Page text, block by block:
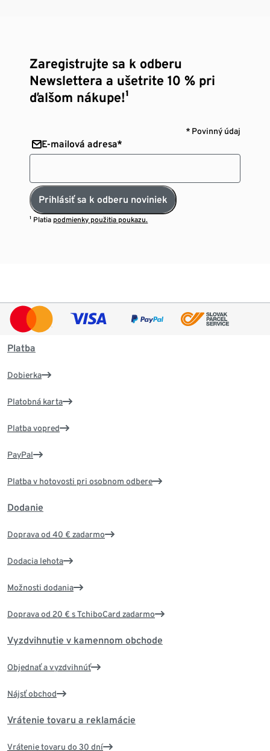
Zaregistrujte sa k odberu
Newslettera a ušetrite 10 % pri
ďalšom nákupe!¹
* Povinný údaj
E-mailová adresa*
Prihlásiť sa k odberu noviniek
¹ Platia podmienky použitia poukazu.
Platba
Dobierka
Platobná karta
Platba vopred
PayPal
Platba v hotovosti pri osobnom odbere
Dodanie
Doprava od 40 € zadarmo
Dodacia lehota
Možnosti dodania
Doprava od 20 € s TchiboCard zadarmo
Vyzdvihnutie v kamennom obchode
Objednať a vyzdvihnúť
Nájsť obchod
Vrátenie tovaru a reklamácie
Vrátenie tovaru do 30 dní